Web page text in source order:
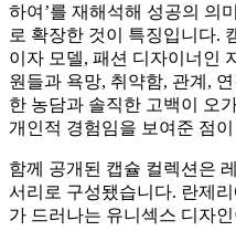
하여’를 재해석해 성공의 의
로 확장한 것이 특징입니다.
이자 모델, 패션 디자이너인
원들과 욕망, 취약함, 관계,
한 농담과 솔직한 고백이 오
개인적 경험임을 보여준 점
함께 공개된 캡슐 컬렉션은
서리로 구성됐습니다. 란제
가 드러나는 유니섹스 디자